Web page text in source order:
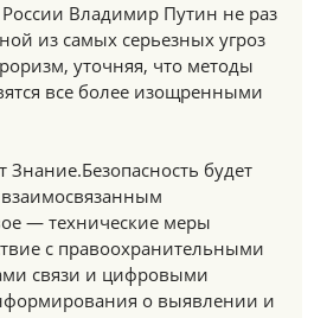
Владимир Путин не раз
из самых серьезных угроз
уточняя, что методы
все более изощренными
Знание.Безопасность будет
— технические меры
с правоохранительными
связи и цифровыми
о выявлении и